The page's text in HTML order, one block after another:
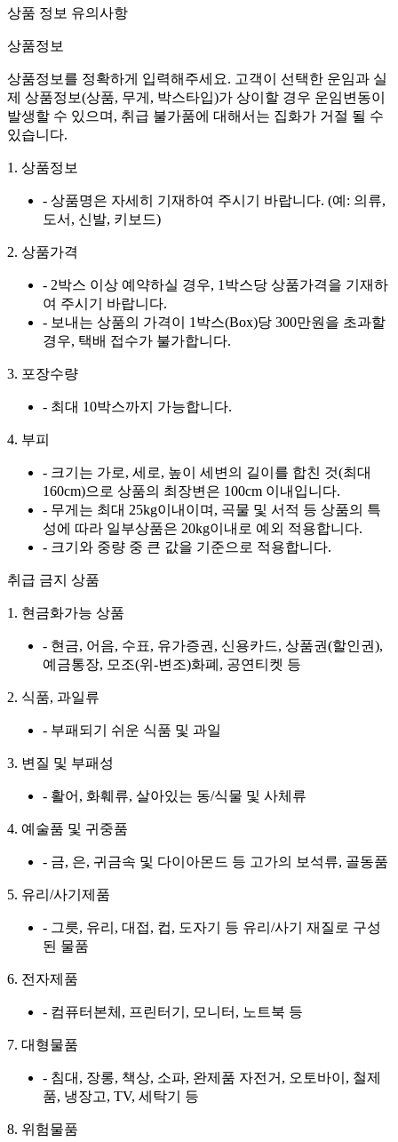
상품 정보 유의사항
상품정보
상품정보를 정확하게 입력해주세요. 고객이 선택한 운임과 실
제 상품정보(상품, 무게, 박스타입)가 상이할 경우 운임변동이
발생할 수 있으며, 취급 불가품에 대해서는 집화가 거절 될 수
있습니다.
1. 상품정보
- 상품명은 자세히 기재하여 주시기 바랍니다. (예: 의류,
도서, 신발, 키보드)
2. 상품가격
- 2박스 이상 예약하실 경우, 1박스당 상품가격을 기재하
여 주시기 바랍니다.
- 보내는 상품의 가격이 1박스(Box)당 300만원을 초과할
경우, 택배 접수가 불가합니다.
3. 포장수량
- 최대 10박스까지 가능합니다.
4. 부피
- 크기는 가로, 세로, 높이 세변의 길이를 합친 것(최대
160cm)으로 상품의 최장변은 100cm 이내입니다.
- 무게는 최대 25kg이내이며, 곡물 및 서적 등 상품의 특
성에 따라 일부상품은 20kg이내로 예외 적용합니다.
- 크기와 중량 중 큰 값을 기준으로 적용합니다.
취급 금지 상품
1. 현금화가능 상품
- 현금, 어음, 수표, 유가증권, 신용카드, 상품권(할인권),
예금통장, 모조(위-변조)화폐, 공연티켓 등
2. 식품, 과일류
- 부패되기 쉬운 식품 및 과일
3. 변질 및 부패성
- 활어, 화훼류, 살아있는 동/식물 및 사체류
4. 예술품 및 귀중품
- 금, 은, 귀금속 및 다이아몬드 등 고가의 보석류, 골동품
5. 유리/사기제품
- 그릇, 유리, 대접, 컵, 도자기 등 유리/사기 재질로 구성
된 물품
6. 전자제품
- 컴퓨터본체, 프린터기, 모니터, 노트북 등
7. 대형물품
- 침대, 장롱, 책상, 소파, 완제품 자전거, 오토바이, 철제
품, 냉장고, TV, 세탁기 등
8. 위험물품